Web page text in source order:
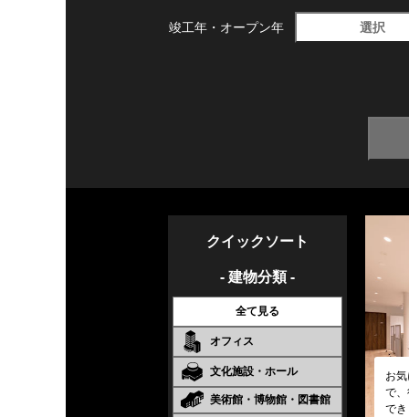
竣工年・ オープン年 選択
クイックソート
- 建物分類 -
全て見る
オフィス
文化施設・ホール
美術館・博物館・図書館
お
で
で